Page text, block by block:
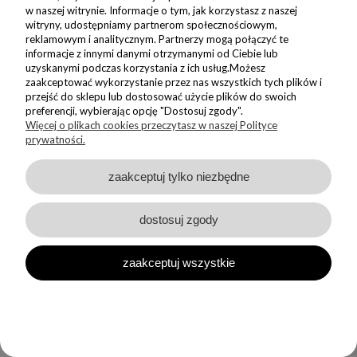
Taki prezent dla kolegi sprawdzi się szczególnie wtedy, gdy łączy
Was wspólne poczucie humoru, branżowe żarty czy anegdoty z
firmowych spotkań. To drobny gest, który codziennie będzie
przypominał o Waszej relacji.
Drobny upominek dla kolegi – mały
gest, wielkie znaczenie
Nie zawsze potrzebna jest wielka okazja, by wręczyć drobny
upominek dla kolegi. Czasem wystarczy chęć podziękowania za
pomoc, wsparcie lub wspólnie zrealizowany projekt.
Porcelanowy upominek dla kolegi może być:
symbolicznym podziękowaniem,
motywacją przed nowym wyzwaniem,
w naszej witrynie. Informacje o tym, jak korzystasz z naszej
witryny, udostępniamy partnerom społecznościowym,
reklamowym i analitycznym. Partnerzy mogą połączyć te
informacje z innymi danymi otrzymanymi od Ciebie lub
uzyskanymi podczas korzystania z ich usług.Możesz
zaakceptować wykorzystanie przez nas wszystkich tych plików i
przejść do sklepu lub dostosować użycie plików do swoich
preferencji, wybierając opcję "Dostosuj zgody".
Więcej o plikach cookies przeczytasz w naszej Polityce
prywatności.
zaakceptuj tylko niezbędne
dostosuj zgody
zaakceptuj wszystkie